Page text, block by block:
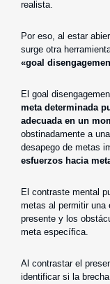
realista.
Por eso, al estar
surge otra
«goal
El goal
meta determinada
adecuada en un
obstinadamente a
desapego de metas
esfuerzos hacia
El contraste mental
metas al permitir una
presente y los
meta específica.
Al contrastar el
identificar si la